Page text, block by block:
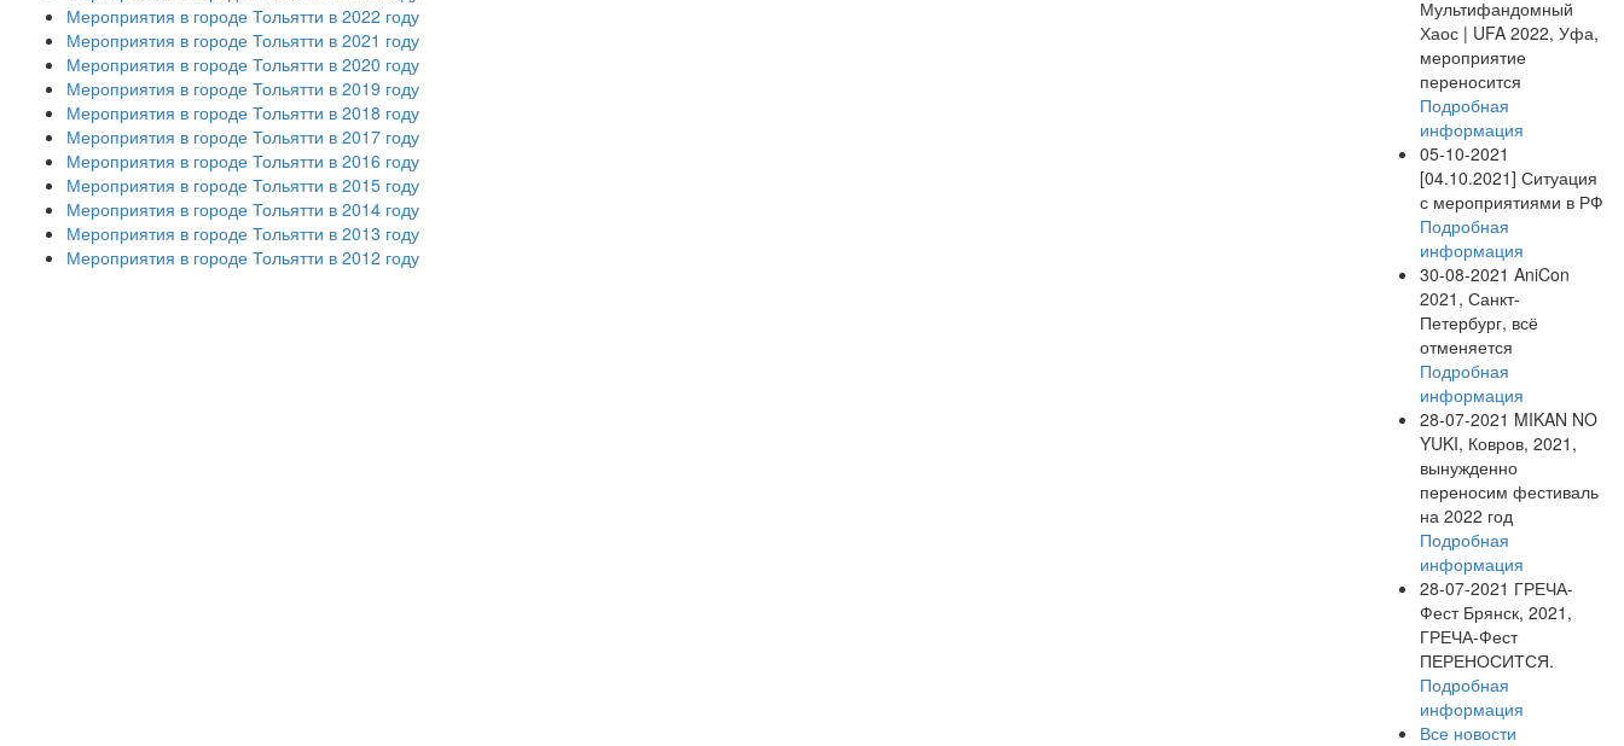
Мероприятия в городе Тольятти в 2022 году
Мероприятия в городе Тольятти в 2021 году
Мероприятия в городе Тольятти в 2020 году
Мероприятия в городе Тольятти в 2019 году
Мероприятия в городе Тольятти в 2018 году
Мероприятия в городе Тольятти в 2017 году
Мероприятия в городе Тольятти в 2016 году
Мероприятия в городе Тольятти в 2015 году
Мероприятия в городе Тольятти в 2014 году
Мероприятия в городе Тольятти в 2013 году
Мероприятия в городе Тольятти в 2012 году
Мультифандомный
Хаос | UFA 2022, Уфа,
мероприятие
переносится
Подробная
информация
05-10-2021
[04.10.2021] Ситуация
с мероприятиями в РФ
Подробная
информация
30-08-2021 AniCon
2021, Санкт-
Петербург, всё
отменяется
Подробная
информация
28-07-2021 MIKAN NO
YUKI, Ковров, 2021,
вынужденно
переносим фестиваль
на 2022 год
Подробная
информация
28-07-2021 ГРЕЧА-
Фест Брянск, 2021,
ГРЕЧА-Фест
ПЕРЕНОСИТСЯ.
Подробная
информация
Все новости